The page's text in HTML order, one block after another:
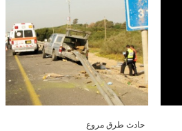
حادث طرق مروع